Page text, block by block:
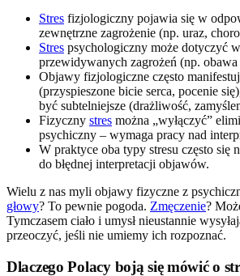
Stres fizjologiczny pojawia się w
zewnętrzne zagrożenie (np. uraz,
Stres psychologiczny może dotyczyć
przewidywanych zagrożeń (np. obawa
Objawy fizjologiczne często
(przyspieszone bicie serca, pocenie
być subtelniejsze (drażliwość,
Fizyczny stres można „wyłączyć”
psychiczny – wymaga pracy nad
W praktyce oba typy stresu często się
do błędnej interpretacji objawów.
Wielu z nas myli objawy fizyczne z
głowy? To pewnie pogoda. Zmęczenie?
Tymczasem ciało i umysł nieustannie
przeoczyć, jeśli nie umiemy ich rozpoznać.
Dlaczego Polacy boją się mówić o